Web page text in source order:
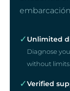
✓ Unlimited
Diagnose
without limits
✓Verified